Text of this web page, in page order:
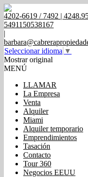
4202-6619 / 7492 |
5491150538167
|
Seleccionar idioma ▼
Mostrar original
MENÚ
LLAMAR
La Empresa
Venta
Alquiler
Miami
Alquiler temporario
Emprendimientos
Tasación
Contacto
Tour 360
Negocios EEUU